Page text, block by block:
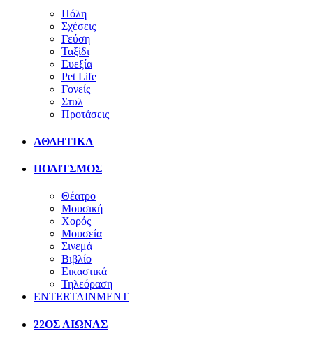
Πόλη
Σχέσεις
Γεύση
Ταξίδι
Ευεξία
Pet Life
Γονείς
Στυλ
Προτάσεις
ΑΘΛΗΤΙΚΑ
ΠΟΛΙΤΣΜΟΣ
Θέατρο
Μουσική
Χορός
Μουσεία
Σινεμά
Βιβλίο
Εικαστικά
Τηλεόραση
ENTERTAINMENT
22ΟΣ ΑΙΩΝΑΣ